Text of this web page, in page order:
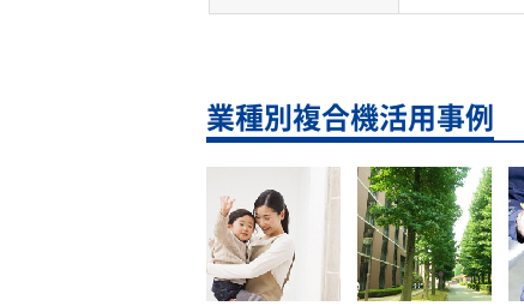
業種別複合機活用事例